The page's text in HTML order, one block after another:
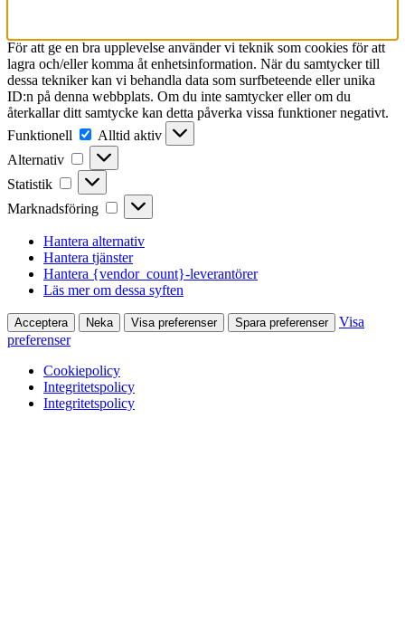
För att ge en bra upplevelse använder vi teknik som cookies för att
lagra och/eller komma åt enhetsinformation. När du samtycker till
dessa tekniker kan vi behandla data som surfbeteende eller unika
ID:n på denna webbplats. Om du inte samtycker eller om du
återkallar ditt samtycke kan detta påverka vissa funktioner negativt.
Funktionell
Funktionell
Alltid aktiv
Alternativ
Alternativ
Statistik Statistik
Marknadsföring Marknadsföring
Hantera alternativ
Hantera tjänster
Hantera {vendor_count}-leverantörer
Läs mer om dessa syften
Acceptera Neka Visa preferenser Spara preferenser
Visa
preferenser
Cookiepolicy
Integritetspolicy
Integritetspolicy